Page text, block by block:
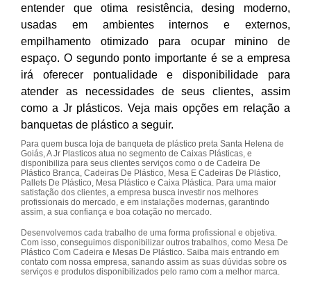
entender que otima resistência, desing moderno,
usadas em ambientes internos e externos,
empilhamento otimizado para ocupar minino de
espaço. O segundo ponto importante é se a empresa
irá oferecer pontualidade e disponibilidade para
atender as necessidades de seus clientes, assim
como a Jr plásticos. Veja mais opções em relação a
banquetas de plástico a seguir.
Para quem busca loja de banqueta de plástico preta Santa Helena de
Goiás, A Jr Plasticos atua no segmento de Caixas Plásticas, e
disponibiliza para seus clientes serviços como o de Cadeira De
Plástico Branca, Cadeiras De Plástico, Mesa E Cadeiras De Plástico,
Pallets De Plástico, Mesa Plástico e Caixa Plástica. Para uma maior
satisfação dos clientes, a empresa busca investir nos melhores
profissionais do mercado, e em instalações modernas, garantindo
assim, a sua confiança e boa cotação no mercado.
Desenvolvemos cada trabalho de uma forma profissional e objetiva.
Com isso, conseguimos disponibilizar outros trabalhos, como Mesa De
Plástico Com Cadeira e Mesas De Plástico. Saiba mais entrando em
contato com nossa empresa, sanando assim as suas dúvidas sobre os
serviços e produtos disponibilizados pelo ramo com a melhor marca.